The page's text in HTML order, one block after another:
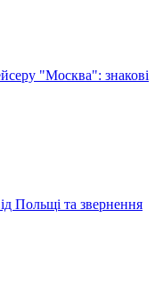
"Москва": знакові
Польщі та звернення